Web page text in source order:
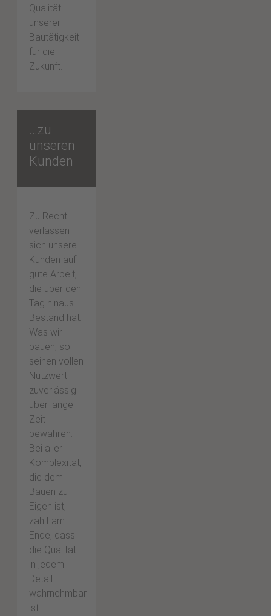
Qualität
unserer
Bautätigkeit
für die
Zukunft.
…zu
unseren
Kunden
Zu Recht
verlassen
sich unsere
Kunden auf
gute Arbeit,
die über den
Tag hinaus
Bestand hat.
Was wir
bauen, soll
seinen vollen
Nutzwert
zuverlässig
über lange
Zeit
bewahren.
Bei aller
Komplexität,
die dem
Bauen zu
Eigen ist,
zählt am
Ende, dass
die Qualität
in jedem
Detail
wahrnehmbar
ist.